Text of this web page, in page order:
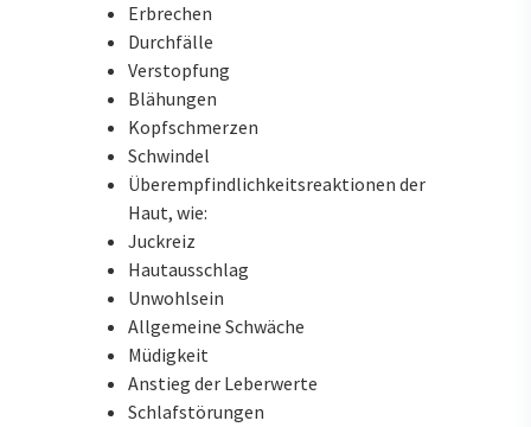
Erbrechen
Durchfälle
Verstopfung
Blähungen
Kopfschmerzen
Schwindel
Überempfindlichkeitsreaktionen der
Haut, wie:
Juckreiz
Hautausschlag
Unwohlsein
Allgemeine Schwäche
Müdigkeit
Anstieg der Leberwerte
Schlafstörungen